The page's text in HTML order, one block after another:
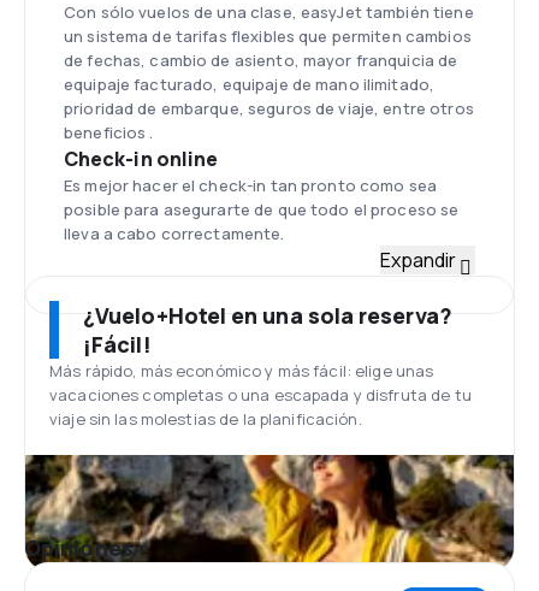
Con sólo vuelos de una clase, easyJet también tiene
un sistema de tarifas flexibles que permiten cambios
de fechas, cambio de asiento, mayor franquicia de
equipaje facturado, equipaje de mano ilimitado,
prioridad de embarque, seguros de viaje, entre otros
beneficios .
Check-in online
Es mejor hacer el check-in tan pronto como sea
posible para asegurarte de que todo el proceso se
lleva a cabo correctamente.
más de 200 aviones, cuyos compartimientos donde
guardaban las antiguas comidas, ahora son los
tanques de combustible. Esto significa que las
aeronaves de easyJet tiene un mayor alcance en la
categoría de bajo costo ( low cost ). Modelos de
aviones Airbus A319-100 son y Airbus A320-200.
Aeropuerto de Londres-Luton
La sede principal de la aerolínea easyJet está en el
Aeropuerto Luton en Londres - Reino Unido. Es el
cuarto aeropuerto más grande de la capital de
Inglaterra y posee tiendas , cafés, quioscos ,
Expandir
¿Vuelo+Hotel en una sola reserva?
¡Fácil!
Más rápido, más económico y más fácil: elige unas
vacaciones completas o una escapada y disfruta de tu
viaje sin las molestias de la planificación.
Opiniones